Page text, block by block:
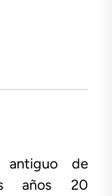
antiguo de
años 20